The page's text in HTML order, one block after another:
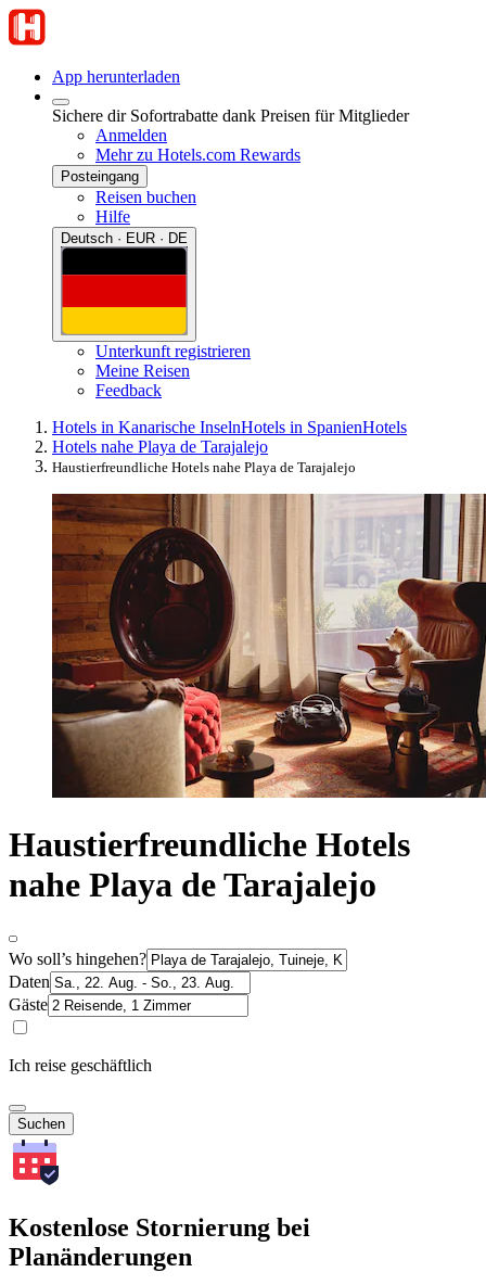
App herunterladen
Sichere dir Sofortrabatte dank Preisen für Mitglieder
Anmelden
Mehr zu Hotels.com Rewards
Posteingang
Reisen buchen
Hilfe
Deutsch · EUR · DE
Unterkunft registrieren
Meine Reisen
Feedback
Hotels in Kanarische InselnHotels in SpanienHotels
Hotels nahe Playa de Tarajalejo
Haustierfreundliche Hotels nahe Playa de Tarajalejo
Haustierfreundliche Hotels
nahe Playa de Tarajalejo
Wo soll’s hingehen?
Daten
Gäste
Ich reise geschäftlich
Suchen
Kostenlose Stornierung bei
Planänderungen